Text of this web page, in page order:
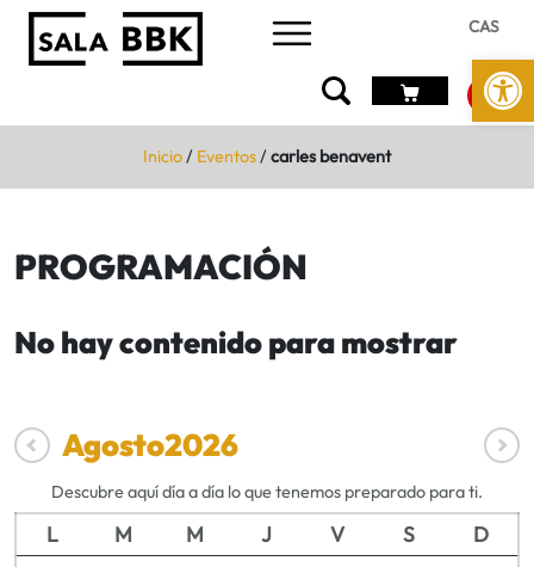
Abrir
CAS
Inicio/ Eventos/carles benavent
PROGRAMACIÓN
No hay contenido para mostrar
Agosto2026
Descubre aquí día a día lo que tenemos preparado para ti.
L M M J V S D